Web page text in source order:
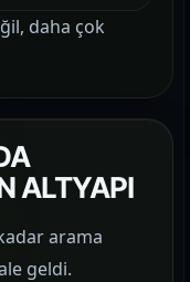
daha çok
ALTYAPI
arama
geldi.